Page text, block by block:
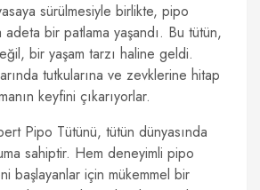
sürülmesiyle birlikte, pipo
adeta bir patlama yaşandı. Bu tütün,
bir yaşam tarzı haline geldi.
tutkularına ve zevklerine hitap
keyfini çıkarıyorlar.
Pipo Tütünü, tütün dünyasında
sahiptir. Hem deneyimli pipo
başlayanlar için mükemmel bir